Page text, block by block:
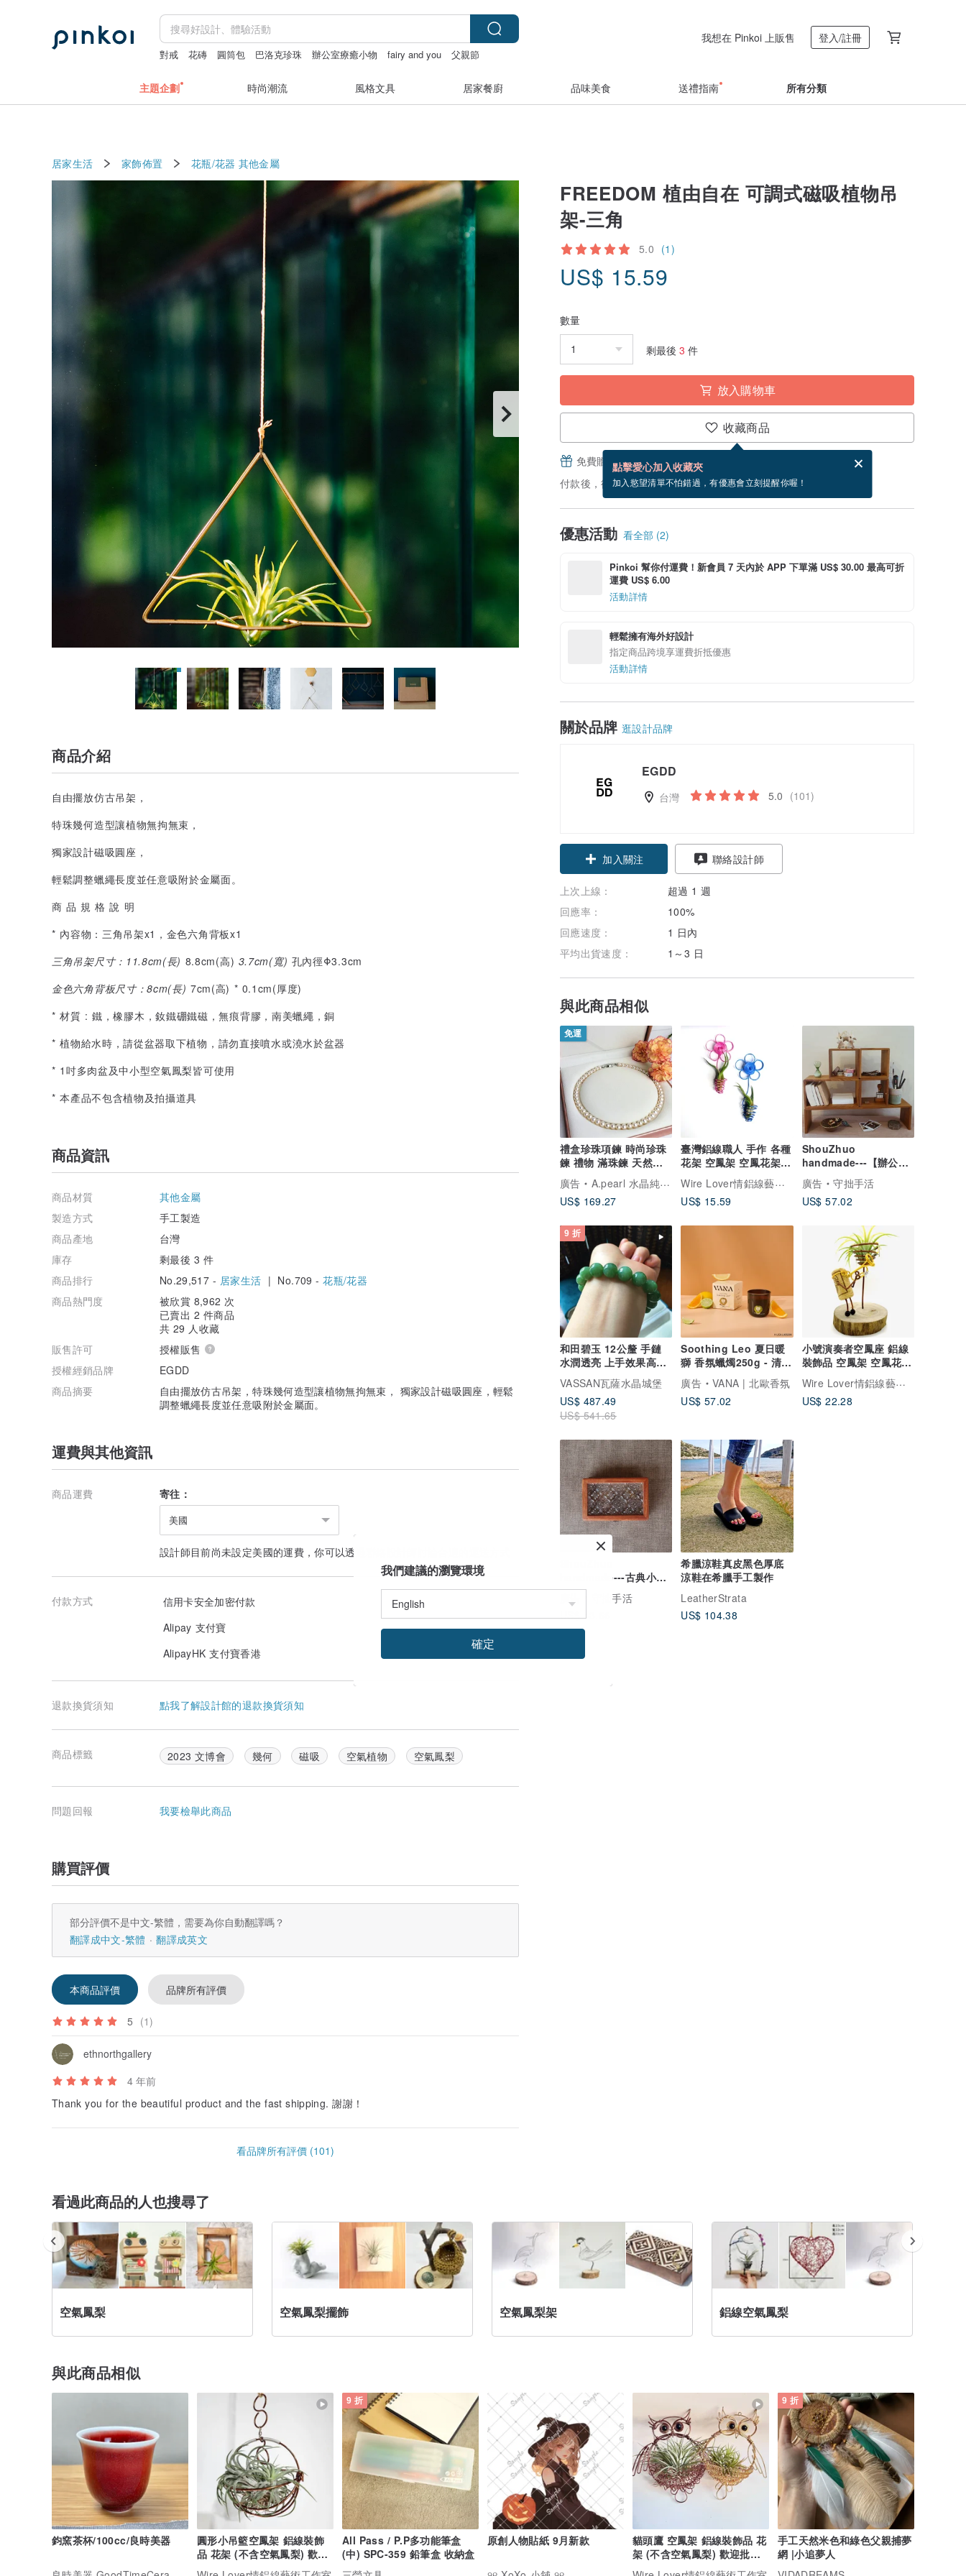
對戒 花磚 圓筒包 巴洛克珍珠 辦公室療癒小物 fairy and you
父親節
我想在 Pinkoi 上販售 登入/註冊
主題企劃 時尚潮流 風格文具 居家餐廚 品味美食 送禮指南 所有分類
居家生活 家飾佈置 花瓶/花器 其他金屬
FREEDOM 植由自在 可調式磁吸植物吊
架-三角
5.0 (1)
US$ 15.59
數量
剩最後 3 件
放入購物車
收藏商品
點擊愛心加入收藏夾
加入慾望清單不怕錯過，有優惠會立刻提醒你喔！
免費贈送電子賀卡，結帳完成後填寫
付款後，從備貨到寄出商品為 5 個工作天。（不包含假日）
優惠活動 看全部 (2)
Pinkoi 幫你付運費！新會員 7 天內於 APP 下單滿 US$ 30.00 最高可折
運費 US$ 6.00
活動詳情
輕鬆擁有海外好設計
指定商品跨境享運費折抵優惠
活動詳情
關於品牌 逛設計品牌
EGDD
台灣 5.0 (101)
加入關注 聯絡設計師
上次上線：
超過 1 週
回應率：
100%
回應速度：
1 日內
平均出貨速度：
1～3 日
與此商品相似
免運
禮盒珍珠項鍊 時尚珍珠
鍊 禮物 滿珠鍊 天然珍
珠/珍
廣告
A.pearl 水晶純銀輕珠寶
US$ 169.27
臺灣鋁線職人 手作 各種
花架 空鳳架 空鳳花架
園藝 (不含植物)
Wire Lover情鋁線藝術工作室
US$ 15.59
ShouZhuo
handmade---【辦公室
必備】柚木組合架
廣告
守拙手活
US$ 57.02
9 折
和田碧玉 12公釐 手鏈
水潤透亮 上手效果高貴
典雅 長期佩戴好
VASSAN瓦薩水晶城堡
US$ 487.49
US$ 541.65
Soothing Leo 夏日暖
獅 香氛蠟燭250g - 清新
柑橘調
廣告
VANA | 北歐香氛
US$ 57.02
小號演奏者空鳳座 鋁線
裝飾品 空鳳架 空鳳花架
園藝 (不含空鳳)
Wire Lover情鋁線藝術工作室
US$ 22.28
handmade---古典小木
盒/少量手工/訂製傢俬
守拙手活
US$ 43.66
希臘涼鞋真皮黑色厚底
涼鞋在希臘手工製作
LeatherStrata
US$ 104.38
商品介紹
自由擺放仿古吊架，
特珠幾何造型讓植物無拘無束，
獨家設計磁吸圓座，
輕鬆調整蠟繩長度並任意吸附於金屬面。
商 品 規 格 說 明
* 內容物：三角吊架x1，金色六角背板x1
三角吊架尺寸：11.8cm(長) 8.8cm(高) 3.7cm(寬) 孔內徑Φ3.3cm
金色六角背板尺寸：8cm(長) 7cm(高) * 0.1cm(厚度)
* 材質 : 鐵，橡膠木，釹鐵硼鐵磁，無痕背膠，南美蠟繩，銅
* 植物給水時，請從盆器取下植物，請勿直接噴水或澆水於盆器
* 1吋多肉盆及中小型空氣鳳梨皆可使用
* 本產品不包含植物及拍攝道具
商品資訊
商品材質
其他金屬
製造方式
手工製造
商品產地
台灣
庫存
剩最後 3 件
商品排行
No.29,517 - 居家生活 | No.709 -花瓶/花器
商品熱門度
被欣賞 8,962 次
已賣出 2 件商品
共 29 人收藏
販售許可
授權販售
授權經銷品牌
EGDD
商品摘要
自由擺放仿古吊架，特珠幾何造型讓植物無拘無束， 獨家設計磁吸圓座，輕鬆
調整蠟繩長度並任意吸附於金屬面。
運費與其他資訊
商品運費 寄往：
美國
設計師目前尚未設定美國的運費，你可以透過
付款方式
信用卡安全加密付款
Alipay 支付寶
AlipayHK 支付寶香港
退款換貨須知 點我了解設計館的退款換貨須知
商品標籤 2023 文博會 幾何 磁吸 空氣植物 空氣鳳梨
問題回報 我要檢舉此商品
購買評價
部分評價不是中文-繁體，需要為你自動翻譯嗎？
翻譯成中文-繁體
翻譯成英文
本商品評價 品牌所有評價
5 (1)
ethnorthgallery
4 年前
Thank you for the beautiful product and the fast shipping. 謝謝！
看品牌所有評價 (101)
看過此商品的人也搜尋了
空氣鳳梨 空氣鳳梨擺飾 空氣鳳梨架 鋁線空氣鳳梨
與此商品相似
鈞窯茶杯/100cc/良時美器
圓形小吊籃空鳳架 鋁線裝飾
品 花架 (不含空氣鳳梨) 歡迎
9 折
All Pass / P.P多功能筆盒
(中) SPC-359 鉛筆盒 收納盒
原創人物貼紙 9月新款
貓頭鷹 空鳳架 鋁線裝飾品 花
架 (不含空氣鳳梨) 歡迎批發
9 折
手工天然米色和綠色父親捕夢
網 |小追夢人
我們建議的瀏覽環境
確定